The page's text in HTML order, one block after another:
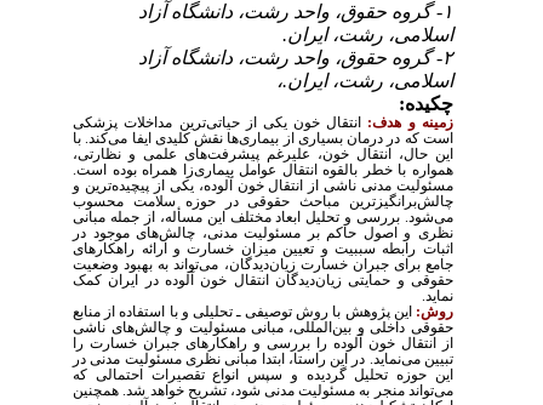
۱- گروه حقوق، واحد رشت، دانشگاه آزاد
اسلامی، رشت، ایران.
۲- گروه حقوق، واحد رشت، دانشگاه آزاد
اسلامی، رشت، ایران.،
چکیده:
زمینه و هدف: انتقال خون یکی از حیاتی‌ترین مداخلات پزشکی
است که در درمان بسیاری از بیماری‌ها نقش کلیدی ایفا می‌کند. با
این حال، انتقال خون، علیرغم پیشرفت‌های علمی و نظارتی،
همواره با خطر بالقوه انتقال عوامل بیماری‌زا همراه بوده است.
مسئولیت مدنی ناشی از انتقال خون آلوده، یکی از پیچیده‌ترین و
چالش‌برانگیزترین مباحث حقوقی در حوزه سلامت محسوب
می‌شود. بررسی و تحلیل ابعاد مختلف این مسأله، از جمله مبانی
نظری و اصول حاکم بر مسئولیت مدنی، چالش‌های موجود در
اثبات رابطه سببیت و تعیین میزان خسارت و ارائه راهکارهای
جامع برای جبران خسارت زیان‌دیدگان، می‌تواند به بهبود وضعیت
حقوقی و حمایتی زیان‌دیدگان انتقال خون آلوده در ایران کمک
نماید.
روش: این پژوهش با روش توصیفی ـ تحلیلی و با استفاده از منابع
حقوقی داخلی و بین‌المللی، مبانی مسئولیت و چالش‌های ناشی
از انتقال خون آلوده را بررسی و راهکارهای جبران خسارت را
تبیین می‌نماید. در این راستا، ابتدا مبانی نظری مسئولیت مدنی در
این حوزه تحلیل گردیده و سپس انواع تقصیرات احتمالی که
می‌تواند منجر به مسئولیت مدنی شود، تشریح خواهد شد. همچنین